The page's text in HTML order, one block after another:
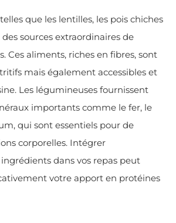
telles que les lentilles, les pois chiches
sources extraordinaires de
Ces aliments, riches en fibres, sont
mais également accessibles et
Les légumineuses fournissent
importants comme le fer, le
qui sont essentiels pour de
corporelles. Intégrer
dans vos repas peut
votre apport en protéines